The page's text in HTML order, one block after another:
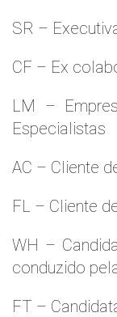
SR –
CF – Ex
LM –
Especialistas
AC – Cliente
FL – Cliente
WH –
conduzido
FT –